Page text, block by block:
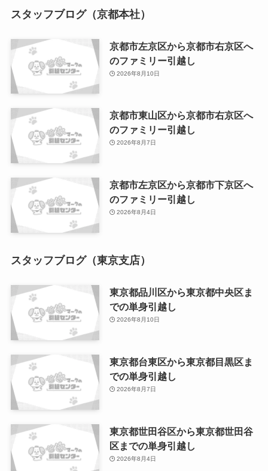
スタッフブログ（京都本社）
京都市左京区から京都市右京区へ
のファミリー引越し
2026年8月10日
京都市東山区から京都市右京区へ
のファミリー引越し
2026年8月7日
京都市左京区から京都市下京区へ
のファミリー引越し
2026年8月4日
スタッフブログ（東京支店）
東京都品川区から東京都中央区ま
での単身引越し
2026年8月10日
東京都台東区から東京都目黒区ま
での単身引越し
2026年8月7日
東京都世田谷区から東京都世田谷
区までの単身引越し
2026年8月4日